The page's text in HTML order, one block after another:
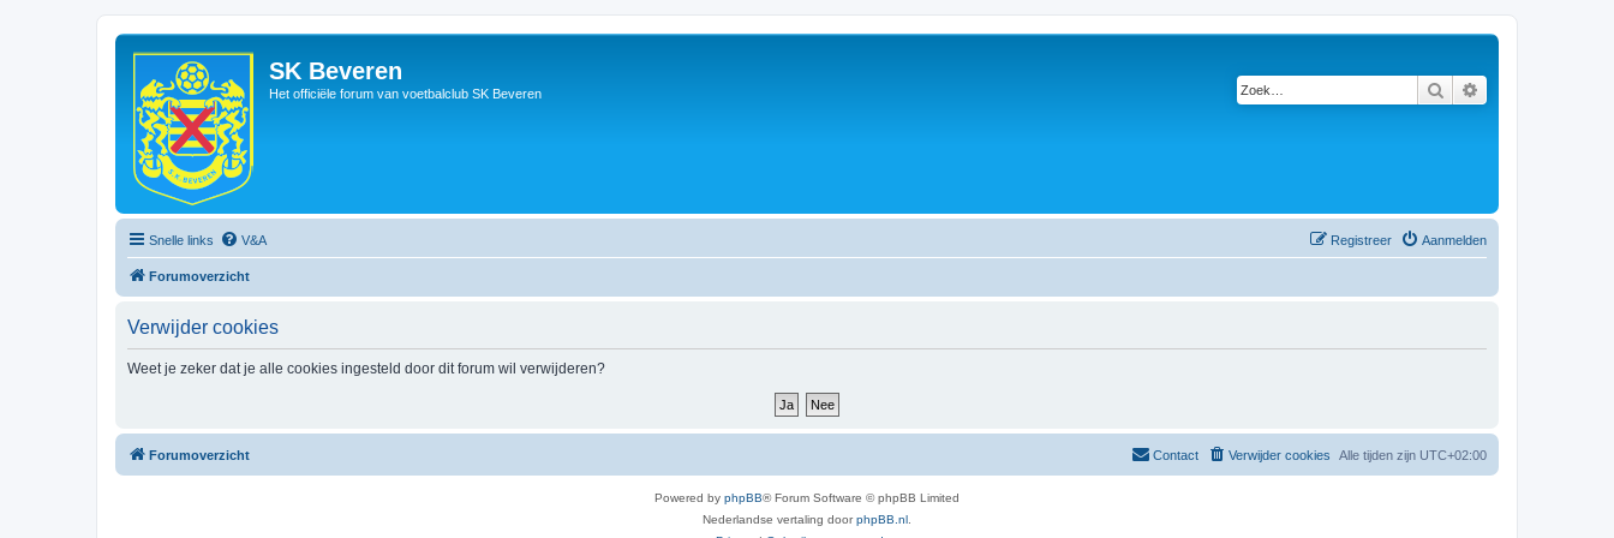
SK Beveren
Het officiële forum van voetbalclub SK Beveren Zoek
Snelle links V&A Aanmelden
Registreer
Forumoverzicht
Verwijder cookies
Weet je zeker dat je alle cookies ingesteld door dit forum wil verwijderen?
Forumoverzicht Alle tijden zijn UTC+02:00
Verwijder cookies
Contact
Powered by phpBB® Forum Software © phpBB Limited
Nederlandse vertaling doorphpBB.nl